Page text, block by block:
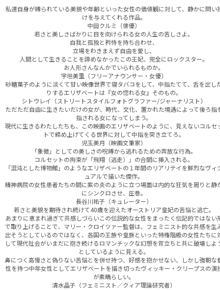
私達自身が縛られている美貌や年齢といった女性の価値観に対して、静かに問い
けを与えてくれる作品。
中田クルミ（俳優）
若さと美しさばかりに目を向けられる女の人生の苦しさよ。
自我と孤独と矜恃を持ち合わせ、
立場をわきまえず自由を愛し、
人間として生きることを諦めなかったこの王妃、完全にロックスター。
お人形さんなんかでいられるものか。
宇垣美里（フリーアナウンサー・女優）
砂糖菓子のように淡くて甘い映像世界で寝タバコをして、中指たてて、舌を出し
りするエリザベートは『女の惚れる女』そのもの。
シトウレイ（ストリートスタイルフォトグラファー/ジャーナリスト）
ただただ自由に生きたいだけの女が、時代、文化、置かれた境遇によって後ろ指
指される女になってしまう。
現代に生きるわたしたちも、この映画のエリザベートのように、見えないコルセ
トで締め上げてくる世界に対して中指を突き立てろ。
児玉美月（映画文筆家）
「象徴」としての美しさの呪縛から逃れるための奔放な行為。
コルセットの拘束が「飛翔（逃走）」の合間に挿入される。
「混沌とした博物館」のようなエリザベートの１年間のリアリテイを鮮烈なヴィ
ュアルで描いた傑作。
精神病院の女性患者たちの間に紫の炎のように立つ場面は内的な狂気を周りと静
にシンクロさせ、圧巻。
長谷川祐子（キュレーター）
若さと美貌を期待され続けて40歳を迎えたオーストリア皇妃の苦悩と逃亡。
あまりに恵まれ過ぎて共感しづらいこの伝説的な女性をまったく伝記的ではない
で取り上げることで、マリー・クロイツァー監督は、フェミニスト的な共感を生
出そうとしているのではなく、各国の王族や皇族といった特権階級の女性たちに
して現代社会がいまだに抱き続けるロマンチックな幻想を苛立ちと共に破壊しよ
としているように見える。
鼻につく高慢さと偽りない苦悩とを併せ持つ、好感を抱かせない、しかし強靭な
性を持つ中年女性としてエリザベートを描き切ったヴィッキー・クリープスの演
が素晴らしい。
清水晶子（フェミニスト／クィア理論研究者）